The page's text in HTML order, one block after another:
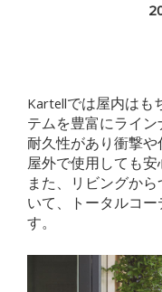
Kartellでは屋内はも
テムを豊富にライン
耐久性があり衝撃や
屋外で使用しても安
また、リビングか
いて、トータルコ
す。